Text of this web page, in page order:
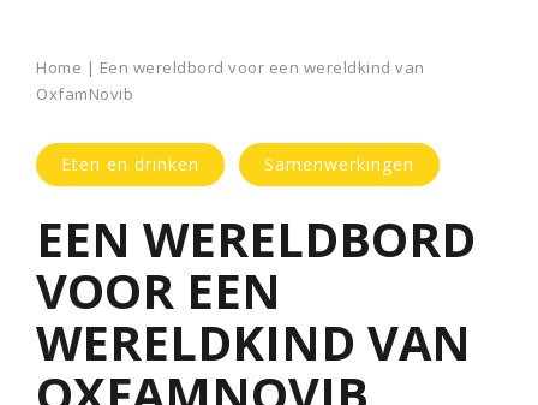
Home | Een wereldbord voor een wereldkind van
OxfamNovib
Eten en drinken Samenwerkingen
EEN WERELDBORD
VOOR EEN
WERELDKIND VAN